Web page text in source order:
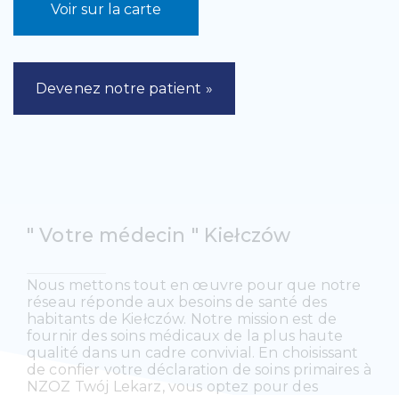
Voir sur la carte
Devenez notre patient »
" Votre médecin " Kiełczów
Nous mettons tout en œuvre pour que notre
réseau réponde aux besoins de santé des
habitants de Kiełczów. Notre mission est de
fournir des soins médicaux de la plus haute
qualité dans un cadre convivial. En choisissant
de confier votre déclaration de soins primaires à
NZOZ Twój Lekarz, vous optez pour des